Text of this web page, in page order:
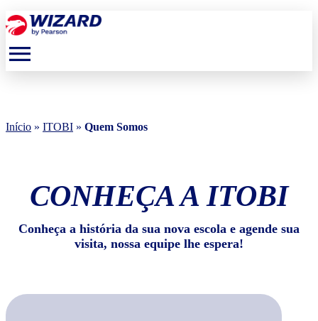
menu
Início » ITOBI » Quem Somos
CONHEÇA A ITOBI
Conheça a história da sua nova escola e agende sua
visita, nossa equipe lhe espera!